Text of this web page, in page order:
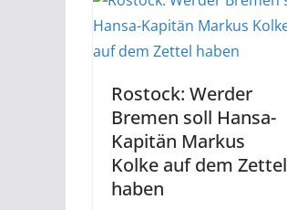
Rostock: Werder
Bremen soll Hansa-
Kapitän Markus
Kolke auf dem Zettel
haben